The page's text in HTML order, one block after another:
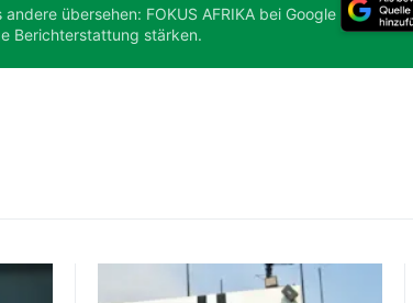
übersehen: FOKUS AFRIKA bei Google
Berichterstattung stärken.